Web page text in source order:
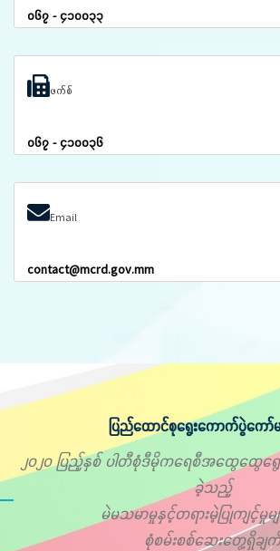
၀၆၇ - ၄၁၀၀၃၃
ဖက်စ်
၀၆၇ - ၄၁၀၀၃၆
Email
contact@mcrd.gov.mm
ပြည်ထောင်စုရွေးကောက်ပွဲကော်
၂၀၂၀ ပြည့်နှစ် ပါတီစုံဒီမိုကရေစီအထွေထွေရွေ
ခဲ့သည့်
မဲမသမာမှုနှင့်တရားမဲ့ပြုကျင့်မှုမျ
စုံစမ်းစစ်ဆေးတွေ့ရှိချက်